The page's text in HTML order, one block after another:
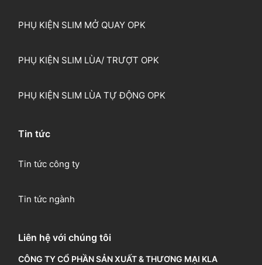
PHỤ KIỆN SLIM MỞ QUAY OPK
PHỤ KIỆN SLIM LÙA/ TRƯỢT OPK
PHỤ KIỆN SLIM LÙA TỰ ĐỘNG OPK
Tin tức
Tin tức công ty
Tin tức ngành
Liên hệ với chúng tôi
CÔNG TY CỔ PHẦN SẢN XUẤT & THƯƠNG MẠI KLA